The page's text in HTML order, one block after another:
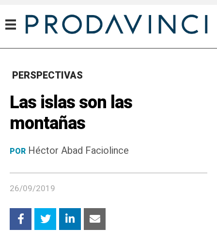
PERSPECTIVAS
Las islas son las
montañas
POR Héctor Abad Faciolince
26/09/2019